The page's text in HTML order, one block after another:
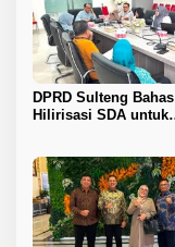
DPRD Sulteng Bahas
Hilirisasi SDA untuk